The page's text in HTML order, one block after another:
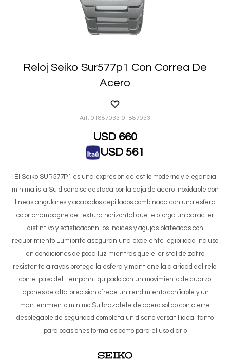
Reloj Seiko Sur577p1 Con Correa De
Acero
01887033-01887033
USD 660
USD 561
El Seiko SUR577P1 es una expresion de estilo moderno y elegancia
minimalista Su diseno se destaca por la caja de acero inoxidable con
lineas angulares y acabados cepillados combinada con una esfera
color champagne de textura horizontal que le otorga un caracter
distintivo y sofisticadonnLos indices y agujas plateadas con
recubrimiento Lumibrite aseguran una excelente legibilidad incluso
en condiciones de poca luz mientras que el cristal de zafiro
resistente a rayas protege la esfera y mantiene la claridad del reloj
con el paso del tiemponnEquipado con un movimiento de cuarzo
japones de alta precision ofrece un rendimiento confiable y un
mantenimiento minimo Su brazalete de acero solido con cierre
desplegable de seguridad completa un diseno versatil ideal tanto
para ocasiones formales como para el uso diario